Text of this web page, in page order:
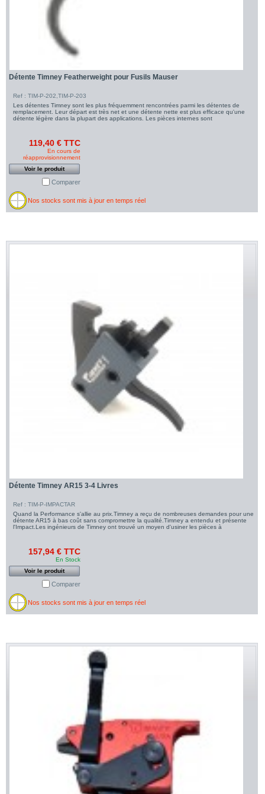
Détente Timney Featherweight pour Fusils Mauser
Ref : TIM-P-202,TIM-P-203
Les détentes Timney sont les plus fréquemment rencontrées parmi les détentes de
remplacement. Leur départ est très net et une détente nette est plus efficace qu'une
détente légère dans la plupart des applications. Les pièces internes sont
119,40 € TTC
En cours de
réapprovisionnement
Voir le produit
Comparer
Nos stocks sont mis à jour en temps réel
Détente Timney AR15 3-4 Livres
Ref : TIM-P-IMPACTAR
Quand la Performance s'allie au prix.Timney a reçu de nombreuses demandes pour une
détente AR15 à bas coût sans compromettre la qualité.Timney a entendu et présente
l'Impact.Les ingénieurs de Timney ont trouvé un moyen d'usiner les pièces à
157,94 € TTC
En Stock
Voir le produit
Comparer
Nos stocks sont mis à jour en temps réel